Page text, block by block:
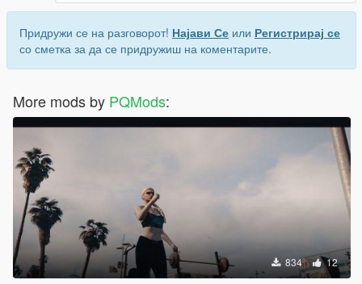
Придружи се на разговорот! Најави Се или Регистрирај се
со сметка за да се придружиш на коментарите.
More mods by PQMods:
834 12